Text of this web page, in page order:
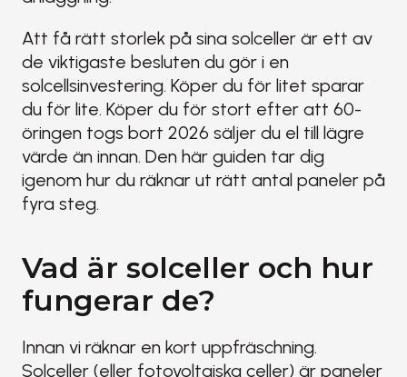
Att få rätt storlek på sina solceller är ett av
de viktigaste besluten du gör i en
solcellsinvestering. Köper du för litet sparar
du för lite. Köper du för stort efter att 60-
öringen togs bort 2026 säljer du el till lägre
värde än innan. Den här guiden tar dig
igenom hur du räknar ut rätt antal paneler på
fyra steg.
Vad är solceller och hur
fungerar de?
Innan vi räknar en kort uppfräschning.
Solceller (eller fotovoltaiska celler) är paneler